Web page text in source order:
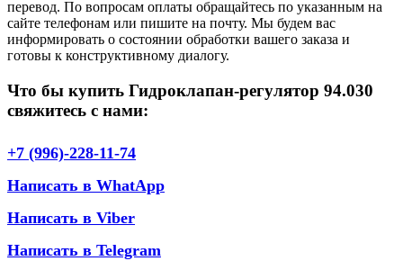
перевод. По вопросам оплаты обращайтесь по указанным на
сайте телефонам или пишите на почту. Мы будем вас
информировать о состоянии обработки вашего заказа и
готовы к конструктивному диалогу.
Что бы купить Гидроклапан-регулятор 94.030
свяжитесь с нами:
+7 (996)-228-11-74
Написать в WhatApp
Написать в Viber
Написать в Telegram